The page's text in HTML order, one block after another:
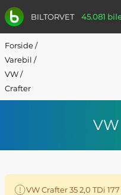
BILTORVET 45.081
Forside/
Varebil /
VW/
Crafter
VW Crafter 35 2,0 TDi